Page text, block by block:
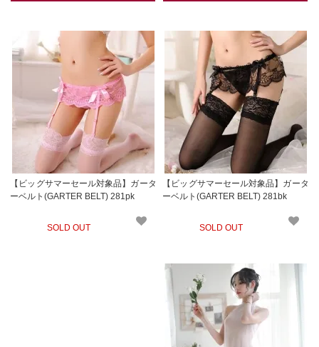
【ビッグサマーセール対象品】ガータ
ーベルト(GARTER BELT) 281pk
SOLD OUT
【ビッグサマーセール対象品】ガータ
ーベルト(GARTER BELT) 281bk
SOLD OUT